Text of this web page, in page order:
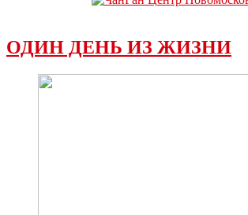
ОДИН ДЕНЬ ИЗ ЖИЗНИ